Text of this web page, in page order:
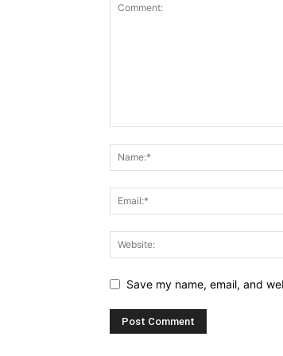
Save my name, email, and